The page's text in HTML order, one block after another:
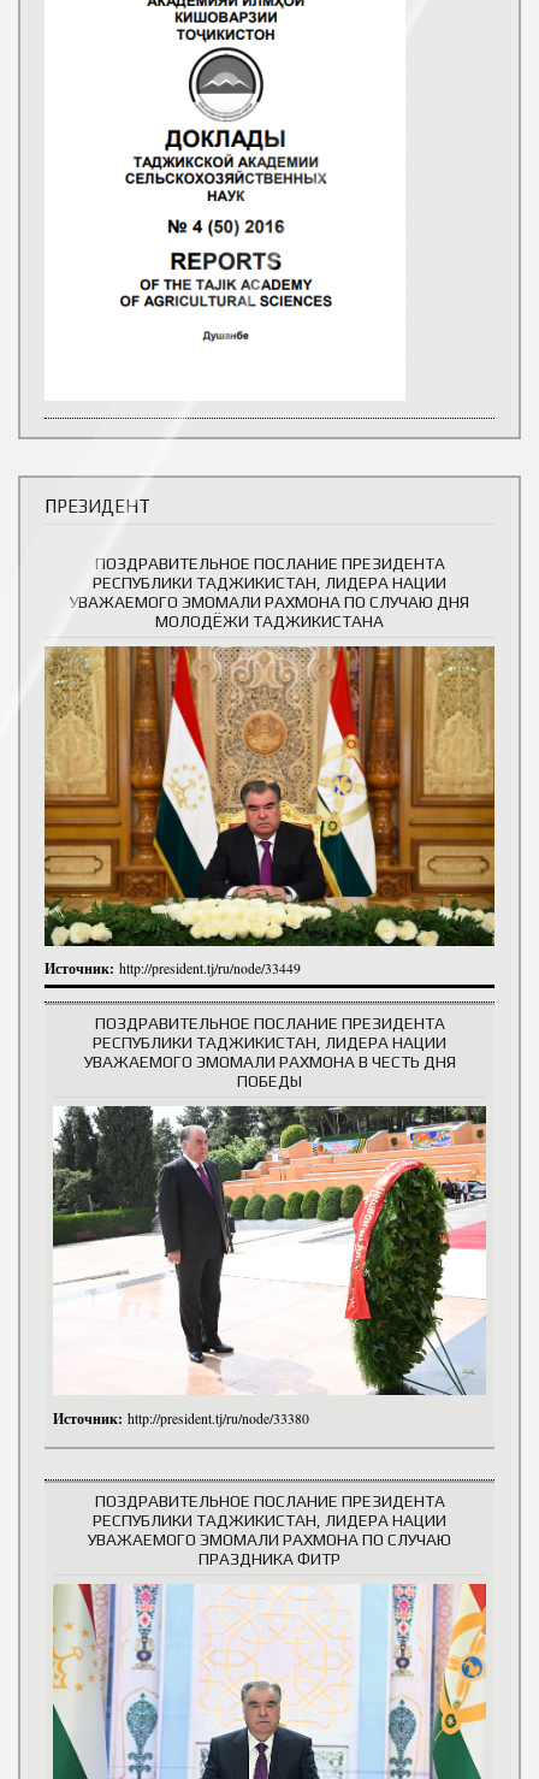
ПРЕЗИДЕНТ
ПОЗДРАВИТЕЛЬНОЕ ПОСЛАНИЕ ПРЕЗИДЕНТА
РЕСПУБЛИКИ ТАДЖИКИСТАН, ЛИДЕРА НАЦИИ
УВАЖАЕМОГО ЭМОМАЛИ РАХМОНА ПО СЛУЧАЮ ДНЯ
МОЛОДЁЖИ ТАДЖИКИСТАНА
Источник: http://president.tj/ru/node/33449
ПОЗДРАВИТЕЛЬНОЕ ПОСЛАНИЕ ПРЕЗИДЕНТА
РЕСПУБЛИКИ ТАДЖИКИСТАН, ЛИДЕРА НАЦИИ
УВАЖАЕМОГО ЭМОМАЛИ РАХМОНА В ЧЕСТЬ ДНЯ
ПОБЕДЫ
Источник: http://president.tj/ru/node/33380
ПОЗДРАВИТЕЛЬНОЕ ПОСЛАНИЕ ПРЕЗИДЕНТА
РЕСПУБЛИКИ ТАДЖИКИСТАН, ЛИДЕРА НАЦИИ
УВАЖАЕМОГО ЭМОМАЛИ РАХМОНА ПО СЛУЧАЮ
ПРАЗДНИКА ФИТР